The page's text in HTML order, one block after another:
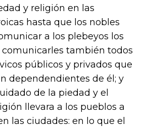
y religión en las
hasta que los nobles
a los plebeyos los
comunicarles también todos
públicos y privados que
dependendientes de él; y
de la piedad y el
llevara a los pueblos a
las ciudades: en lo que el